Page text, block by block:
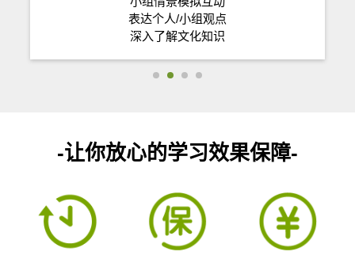
表达个人/小组观点
深入了解文化知识
-让你放心的学习效果保障-